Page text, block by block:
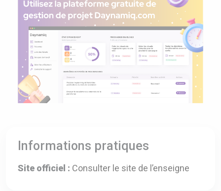
Informations pratiques
Site officiel : Consulter le site de l’enseigne